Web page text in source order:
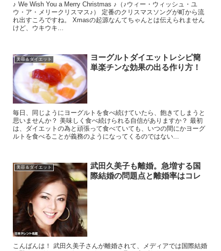
♪ We Wish You a Merry Christmas ♪（♪ウィー・ウィッシュ・ユ
ウ・ア・メリークリスマス♪） 定番のクリスマスソングが町から流
れ出すころですね。 Xmasの起源なんてちゃんとは伝えられません
けど、ウキウキ...
美容＆ダイエット
ヨーグルトダイエットレシピ簡
単楽チンな効果の出る作り方！
毎日、同じようにヨーグルトを食べ続けていたら、飽きてしまうと
思いませんか？ 美味しく食べ続けられる自信がありますか？ 最初
は、ダイエットの為と頑張って食べていても、いつの間にかヨーグ
ルトを食べることが義務のようになってくるのではない...
美容＆ダイエット
武田久美子も離婚。急増する国
際結婚の問題点と離婚率はコレ
こんばんは！ 武田久美子さんが離婚されて、メディアでは国際結婚